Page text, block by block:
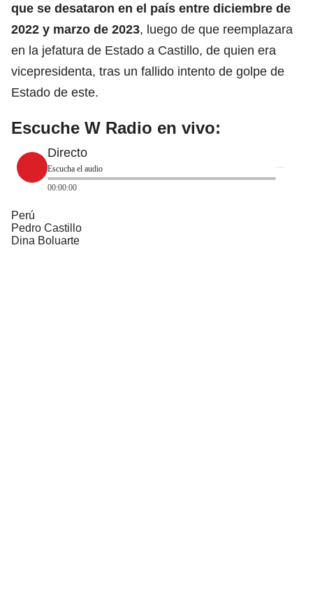
que se desataron en el país entre diciembre de
2022 y marzo de 2023, luego de que reemplazara
en la jefatura de Estado a Castillo, de quien era
vicepresidenta, tras un fallido intento de golpe de
Estado de este.
Escuche W Radio en vivo:
Directo
Escucha el audio
00:00:00
Perú
Pedro Castillo
Dina Boluarte